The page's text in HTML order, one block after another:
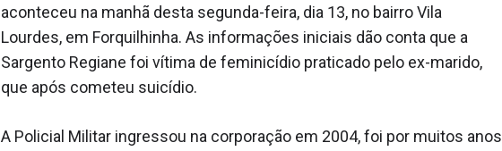
aconteceu na manhã desta segunda-feira, dia 13, no bairro Vila
Lourdes, em Forquilhinha. As informações iniciais dão conta que a
Sargento Regiane foi vítima de feminicídio praticado pelo ex-marido,
que após cometeu suicídio.
A Policial Militar ingressou na corporação em 2004, foi por muitos anos